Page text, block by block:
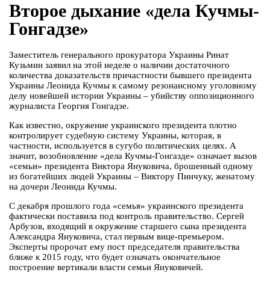
Второе дыхание «дела Кучмы-
Гонгадзе»
Заместитель генерального прокуратора Украины Ринат
Кузьмин заявил на этой неделе о наличии достаточного
количества доказательств причастности бывшего президента
Украины Леонида Кучмы к самому резонансному уголовному
делу новейшей истории Украины – убийству оппозиционного
журналиста Георгия Гонгадзе.
Как известно, окружение украинского президента плотно
контролирует судебную систему Украины, которая, в
частности, используется в сугубо политических целях. А
значит, возобновление «дела Кучмы-Гонгазде» означает вызов
«семьи» президента Виктора Януковича, брошенный одному
из богатейших людей Украины – Виктору Пинчуку, женатому
на дочери Леонида Кучмы.
С декабря прошлого года «семья» украинского президента
фактически поставила под контроль правительство. Сергей
Арбузов, входящий в окружение старшего сына президента
Александра Януковича, стал первым вице-премьером.
Эксперты пророчат ему пост председателя правительства
ближе к 2015 году, что будет означать окончательное
построение вертикали власти семьи Януковичей.